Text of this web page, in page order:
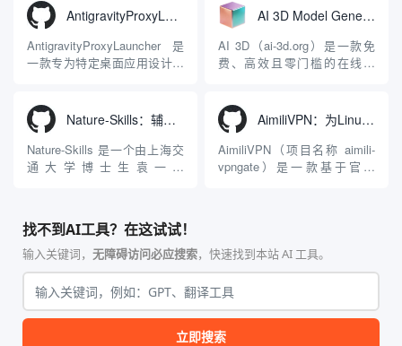
限制，提供集文本、图像、视
频生成于一体的“全模态”大模
型能力。平台的核心产品矩阵
包括主打自动化工作流的
者、营销人员及广大用户提供
一站式、开箱即用的视觉内容
生成解决方案。网站的核心优
势在于其强大的多模型聚合能
AntigravityProxyLauncher：免TUN全局代理使用Antigravity IDE
AntigravityProxyLauncher 是
一款专为特定桌面应用设计的
Windows 平台。当用户使用桌
面版 Gemini 客户端或
Antigravity IDE ...
AI 3D Model Generator：通过文本和图像快速生成3D模型的在线工具
AI 3D（ai-3d.org）是一款免
费、高效且零门槛的在线AI
动Seed 3D两大行业领先的AI
模型架构，致力于帮助用户无
需掌握复杂的3D拓扑知识或昂
贵的专业软件，即可在...
Nature-Skills：辅助撰写学术论文和绘制科研图表的智能体插件
Nature-Skills 是一个由上海交
通大学博士生袁一哲
合，专为顶级学术期刊（如
Nature、Science、Cell 等）
的论文撰写与发表流程设计。
该工具集以智能体插...
AimiliVPN：为Linux提供纯净出站家庭IP的VPN代理网关
AimiliVPN（项目名称 aimili-
vpngate）是一款基于官方
纯 Python 标准库编写，用户
无需安装...
找不到AI工具？在这试试！
输入关键词， 无障碍访问必应搜索，快速找到本站 AI 工具。
立即搜索